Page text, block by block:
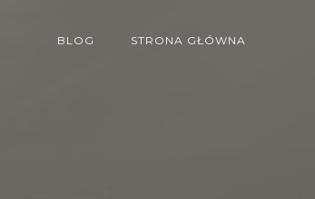
BLOG STRONA GŁÓWNA